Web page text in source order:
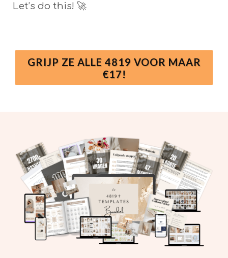
Let’s do this! 🚀
GRIJP ZE ALLE 4819 VOOR MAAR
€17!